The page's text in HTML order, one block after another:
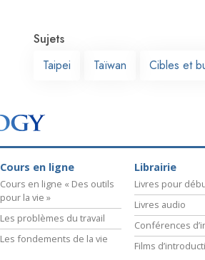
Sujets
Taipei
Taïwan Cibles et
Cours en ligne
Cours en ligne « Des outils
pour la vie »
Les problèmes du travail
Les fondements de la vie
Librairie
Livres pour
Livres audio
Conférences
Films